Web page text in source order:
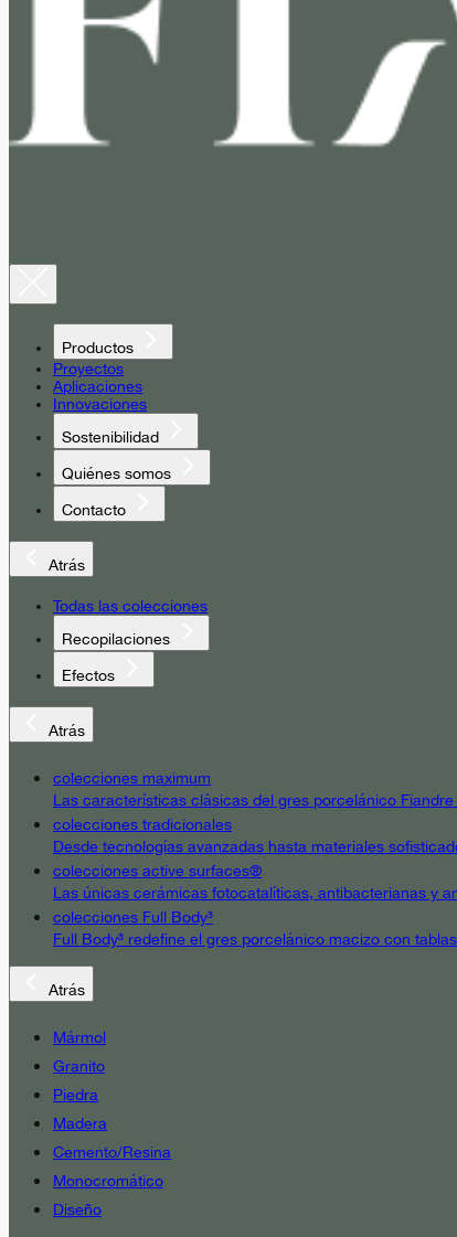
Productos
Proyectos
Aplicaciones
Innovaciones
Sostenibilidad
Quiénes somos
Contacto
Atrás
Todas las colecciones
Recopilaciones
Efectos
Atrás
colecciones maximum
Las características clásicas del gres porcelánico
colecciones tradicionales
Desde tecnologías avanzadas hasta materiales
colecciones active surfaces®
Las únicas cerámicas fotocatalíticas, antibacterianas y
colecciones Full Body³
Full Body³ redefine el gres porcelánico macizo con
Atrás
Mármol
Granito
Piedra
Madera
Cemento/Resina
Monocromático
Diseño